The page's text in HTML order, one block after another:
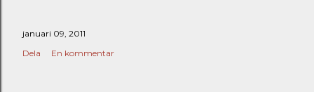
januari 09, 2011
Dela
En kommentar